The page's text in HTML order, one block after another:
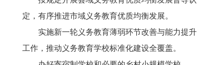
定，有序推进市域义务教育优质均衡发展。
实施新一轮义务教育薄弱环节改善与能力提升
工作，推动义务教育学校标准化建设全覆盖。